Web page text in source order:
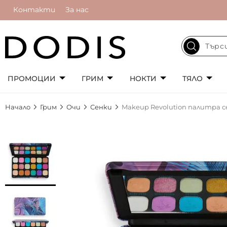
Контакти За нас
ПРОМОЦИИ ГРИМ НОКТИ ТЯЛО
Начало Грим Очи Сенки Makeup Revolution палитра
към
края
на
галерията
изображенията